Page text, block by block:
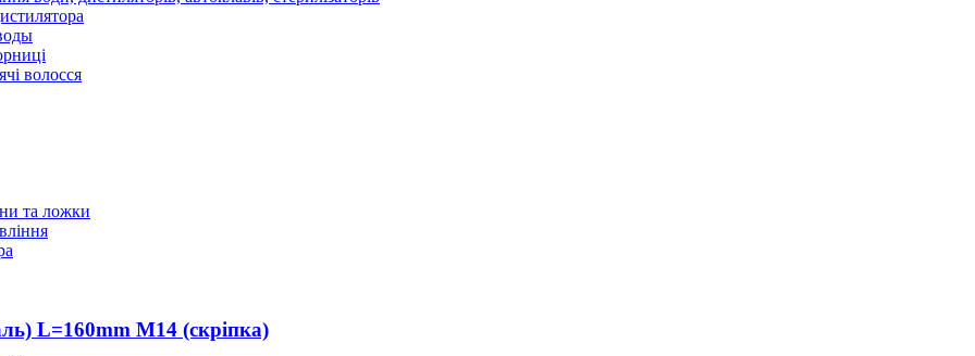
волосся
та ложки
L=160mm M14 (скріпка)